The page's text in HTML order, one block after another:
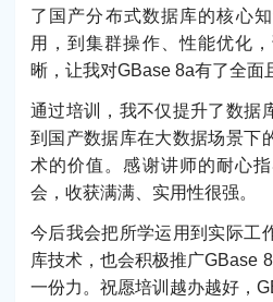
了国产分布式数据库的核心
用，到集群操作、性能优化
晰，让我对GBase 8a有了全面
通过培训，我不仅提升了数据
到国产数据库在大数据场景下
术的价值。感谢讲师的耐心
会，收获满满、实用性很强。
今后我会把所学运用到实际工
库技术，也会积极推广GBase
一份力。祝愿培训越办越好，